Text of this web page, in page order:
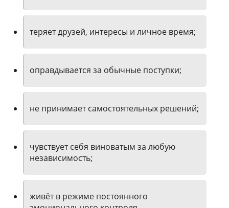
теряет друзей, интересы и личное время;
оправдывается за обычные поступки;
не принимает самостоятельных решений;
чувствует себя виноватым за любую
независимость;
живёт в режиме постоянного